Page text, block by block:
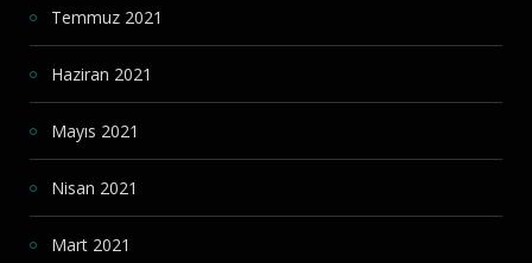
Temmuz 2021
Haziran 2021
Mayıs 2021
Nisan 2021
Mart 2021